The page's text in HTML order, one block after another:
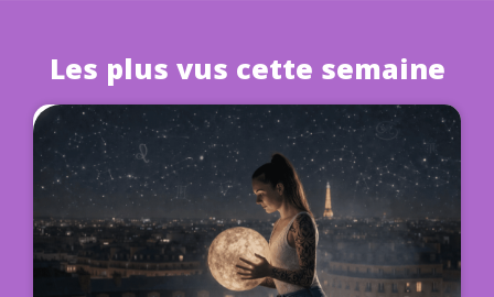
Les plus vus cette semaine